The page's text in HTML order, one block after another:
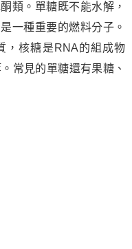
類。單糖既不能水解，
一種重要的燃料分子。
，核糖是RNA的組成物
常見的單糖還有果糖、